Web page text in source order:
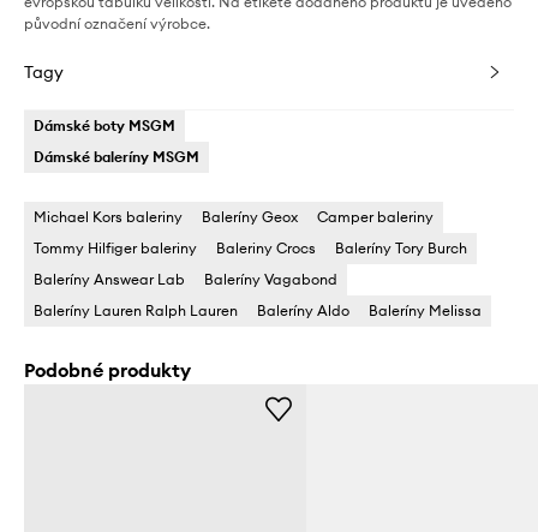
původní označení výrobce.
Tagy
Dámské boty MSGM
Dámské baleríny MSGM
Michael Kors baleriny Baleríny Geox
Camper baleriny
Tommy Hilfiger baleriny
Baleriny Crocs
Baleríny Tory Burch
Baleríny Answear Lab
Baleríny Vagabond
Baleríny Lauren Ralph Lauren
Baleríny Aldo Baleríny Melissa
Podobné produkty